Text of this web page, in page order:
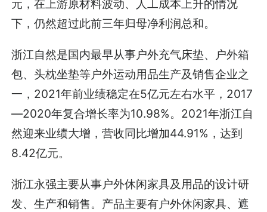
元，在上游原材料波动、人工成本上升的情况
下，仍然超过此前三年归母净利润总和。
浙江自然是国内最早从事户外充气床垫、户外箱
包、头枕坐垫等户外运动用品生产及销售企业之
一，2021年前业绩稳定在5亿元左右水平，2017
—2020年复合增长率为10.98%。2021年浙江自
然迎来业绩大增，营收同比增加44.91%，达到
8.42亿元。
浙江永强主要从事户外休闲家具及用品的设计研
发、生产和销售。产品主要有户外休闲家具、遮